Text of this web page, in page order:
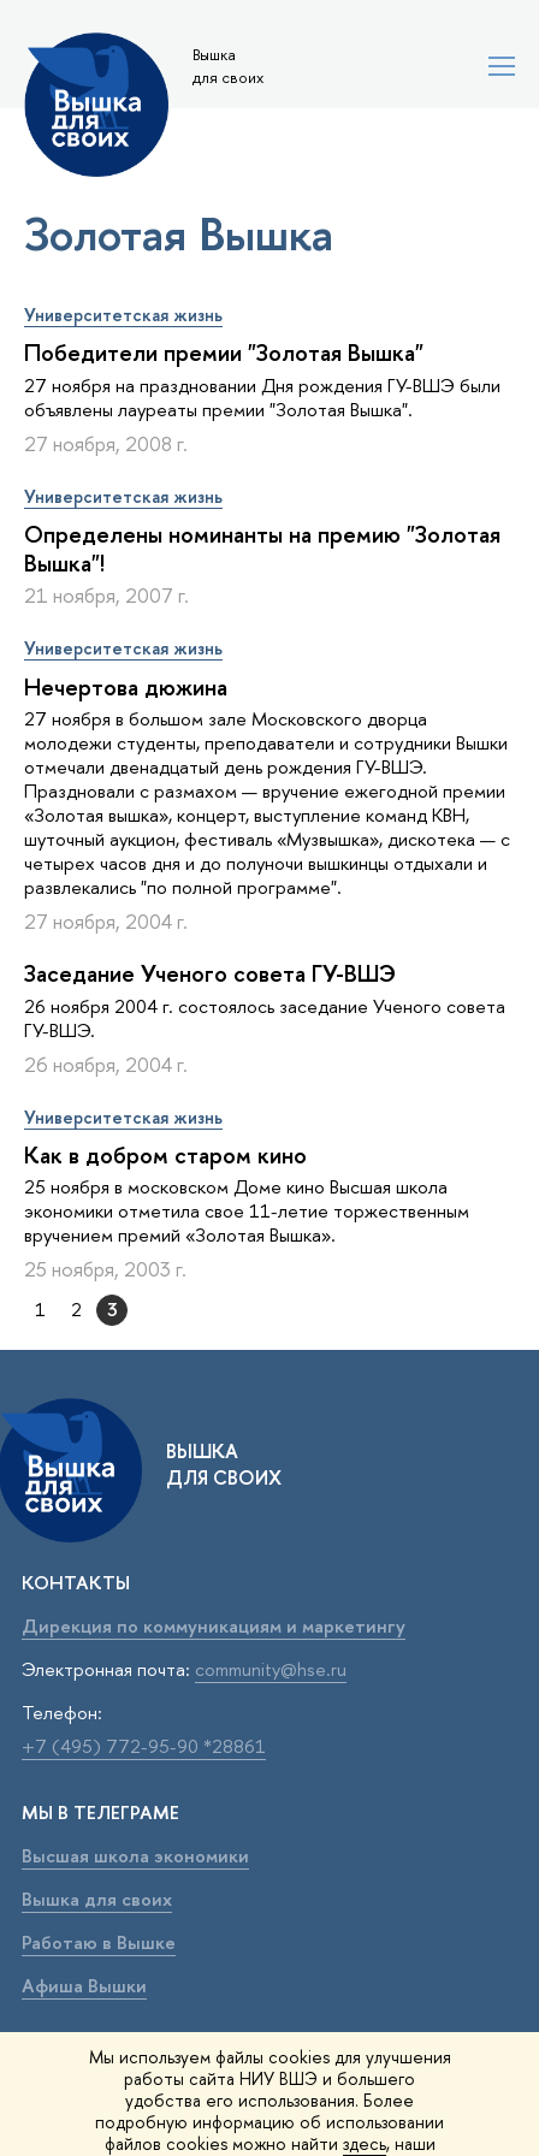
Мы используем файлы cookies для улучшения
работы сайта НИУ ВШЭ и большего
удобства его использования. Более
подробную информацию об использовании
файлов cookies можно найти здесь, наши
Вышка
для своих
Золотая Вышка
Университетская жизнь
Победители премии "Золотая Вышка"
27 ноября на праздновании Дня рождения ГУ-ВШЭ были
объявлены лауреаты премии "Золотая Вышка".
27 ноября, 2008 г.
Университетская жизнь
Определены номинанты на премию "Золотая
Вышка"!
21 ноября, 2007 г.
Университетская жизнь
Нечертова дюжина
27 ноября в большом зале Московского дворца
молодежи студенты, преподаватели и сотрудники Вышки
отмечали двенадцатый день рождения ГУ-ВШЭ.
Праздновали с размахом — вручение ежегодной премии
«Золотая вышка», концерт, выступление команд КВН,
шуточный аукцион, фестиваль «Музвышка», дискотека — с
четырех часов дня и до полуночи вышкинцы отдыхали и
развлекались "по полной программе".
27 ноября, 2004 г.
Заседание Ученого совета ГУ-ВШЭ
26 ноября 2004 г. состоялось заседание Ученого совета
ГУ-ВШЭ.
26 ноября, 2004 г.
Университетская жизнь
Как в добром старом кино
25 ноября в московском Доме кино Высшая школа
экономики отметила свое 11-летие торжественным
вручением премий «Золотая Вышка».
25 ноября, 2003 г.
1 2 3
ВЫШКА
ДЛЯ СВОИХ
КОНТАКТЫ
Дирекция по коммуникациям и маркетингу
Электронная почта: community@hse.ru
Телефон:
+7 (495) 772-95-90 *28861
МЫ В ТЕЛЕГРАМЕ
Высшая школа экономики
Вышка для своих
Работаю в Вышке
Афиша Вышки
ВЫШКА В МАХ
Высшая школа экономики
Вышка для своих